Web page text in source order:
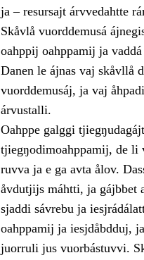
ja – resursajt árvvedahtte
Skåvlå vuorddemusá
oahppij oahppamij ja
Danen le ájnas vaj skåvllå
vuorddemusáj, ja vaj
árvustalli.
Oahppe galggi
tjiegŋodimoahppamij, de li
ruvva ja e ga avta ålov.
åvdutjijs máhtti, ja gájbbet
sjaddi sávrebu ja
oahppamij ja iesjdåbdduj,
juorruli jus vuorbástuvvi.